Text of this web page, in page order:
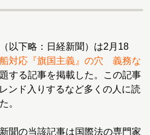
以下略：日経新聞）は2月18
船対応『旗国主義』の穴 義務な
する記事を掲載した。この記事
ンド入りするなど多くの人に読
。
聞の当該記事は国際法の専門家